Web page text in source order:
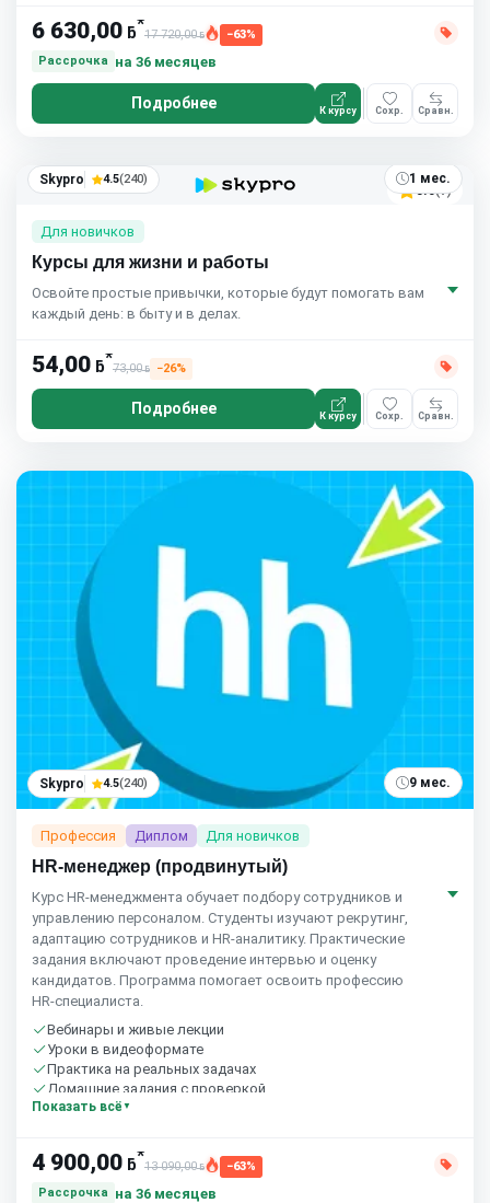
6 630,00 ƃ*
17 720,00ƃ
−63%
Рассрочка
на 36 месяцев
Подробнее К курсу Сохр. Сравн.
5.0(7)
Skypro 4.5(240) 1 мес.
Для новичков
Курсы для жизни и работы
Освойте простые привычки, которые будут помогать вам
каждый день: в быту и в делах.
54,00 ƃ*
73,00ƃ −26%
Подробнее К курсу Сохр. Сравн.
Skypro 4.5(240) 9 мес.
Профессия Диплом Для новичков
HR-менеджер (продвинутый)
Курс HR‑менеджмента обучает подбору сотрудников и
управлению персоналом. Студенты изучают рекрутинг,
адаптацию сотрудников и HR‑аналитику. Практические
задания включают проведение интервью и оценку
кандидатов. Программа помогает освоить профессию
HR‑специалиста.
Вебинары и живые лекции
Уроки в видеоформате
Практика на реальных задачах
Домашние задания с проверкой
Сообщество студентов
Показать всё
4 900,00 ƃ*
13 090,00ƃ
−63%
Рассрочка
на 36 месяцев